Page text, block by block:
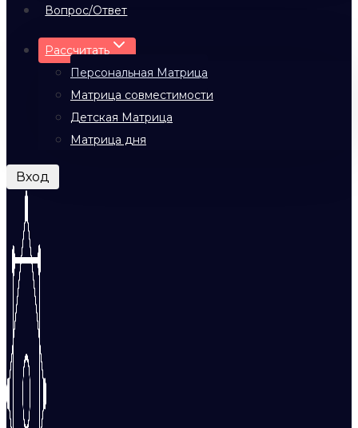
Вопрос/Ответ
Рассчитать
Персональная Матрица
Матрица совместимости
Детская Матрица
Матрица дня
Вход